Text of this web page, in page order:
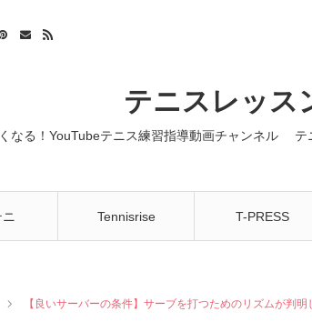
テニスレッ
なる！YouTubeテニス練習指導動画チャンネル
Tennisrise T-PRESS
【良いサーバーの条件】サーブを打つためのリズムが判